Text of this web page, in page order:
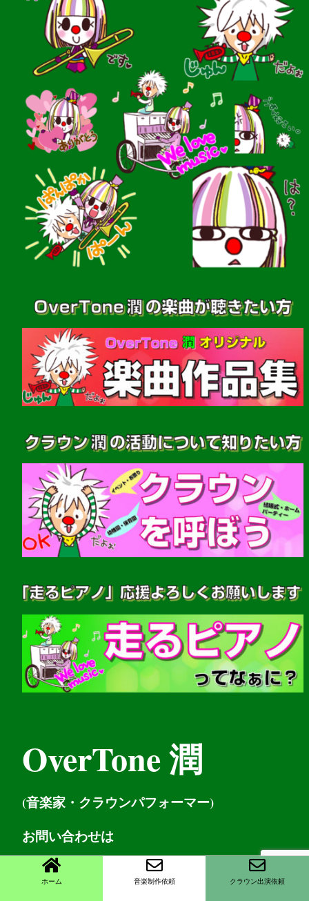
OverTone 潤
(音楽家・クラウンパフォーマー)
お問い合わせは
お問い合わせ
ホーム 音楽制作依頼 クラウン出演依頼